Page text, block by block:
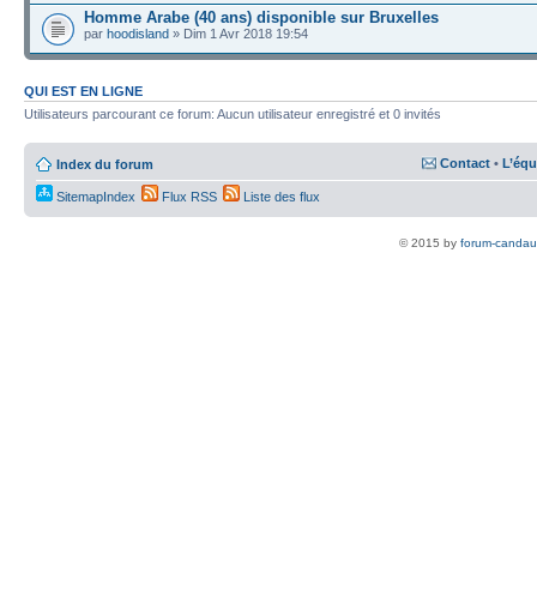
Homme Arabe (40 ans) disponible sur Bruxelles
par hoodisland » Dim 1 Avr 2018 19:54
QUI EST EN LIGNE
Utilisateurs parcourant ce forum: Aucun utilisateur enregistré et 0 invités
Index du forum Contact •
SitemapIndex Flux RSS Liste des flux
© 2015 by forum-